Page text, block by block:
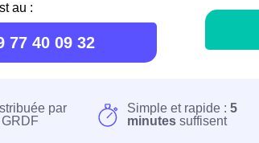
au :
77 40 09 32
par
Simple et rapide :5
minutes suffisent